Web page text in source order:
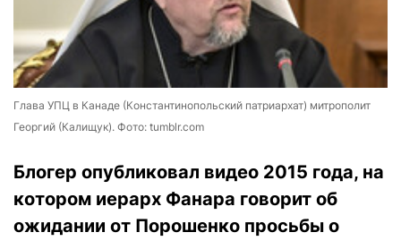
Глава УПЦ в Канаде (Константинопольский патриархат) митрополит
Георгий (Калищук). Фото: tumblr.com
Блогер опубликовал видео 2015 года, на
котором иерарх Фанара говорит об
ожидании от Порошенко просьбы о